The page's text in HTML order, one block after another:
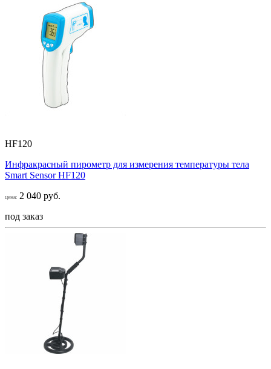
HF120
Инфракрасный пирометр для измерения температуры тела
Smart Sensor НF120
цена: 2 040 руб.
под заказ